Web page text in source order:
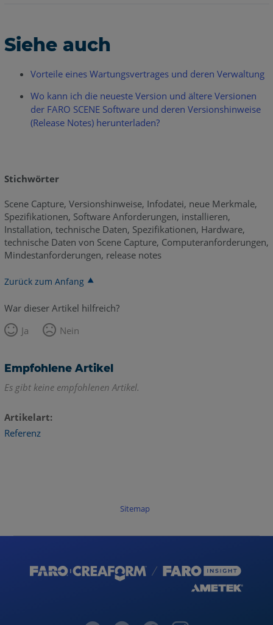
Siehe auch
Vorteile eines Wartungsvertrages und deren Verwaltung
Wo kann ich die neueste Version und ältere Versionen
der FARO SCENE Software und deren Versionshinweise
(Release Notes) herunterladen?
Stichwörter
Scene Capture, Versionshinweise, Infodatei, neue Merkmale,
Spezifikationen, Software Anforderungen, installieren,
Installation, technische Daten, Spezifikationen, Hardware,
technische Daten von Scene Capture, Computeranforderungen,
Mindestanforderungen, release notes
Zurück zum Anfang
War dieser Artikel hilfreich?
Ja
Nein
Empfohlene Artikel
Es gibt keine empfohlenen Artikel.
Artikelart
Referenz
Sitemap